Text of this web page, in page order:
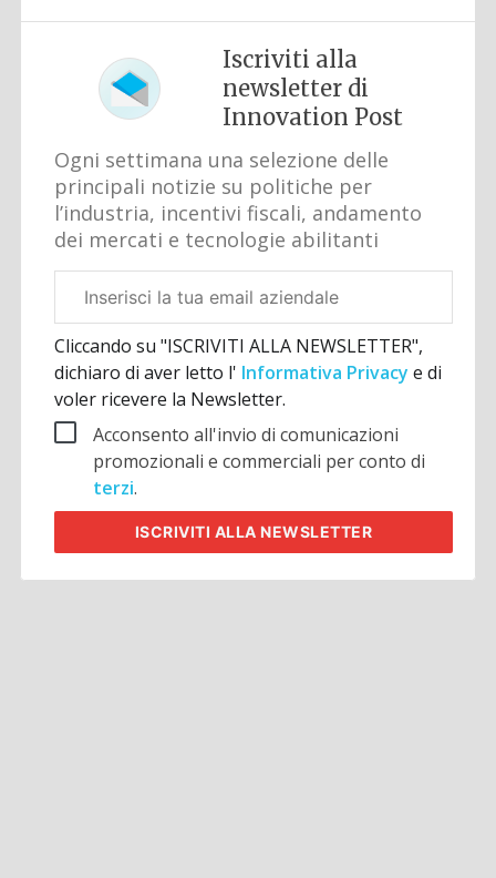
Iscriviti alla
newsletter di
Innovation Post
Ogni settimana una selezione delle
principali notizie su politiche per
l’industria, incentivi fiscali, andamento
dei mercati e tecnologie abilitanti
aziendale
Cliccando su "ISCRIVITI ALLA NEWSLETTER",
dichiaro di aver letto l' Informativa Privacye di
voler ricevere la Newsletter.
Acconsento all'invio di comunicazioni
promozionali e commerciali per conto di
terzi.
ISCRIVITI ALLA NEWSLETTER